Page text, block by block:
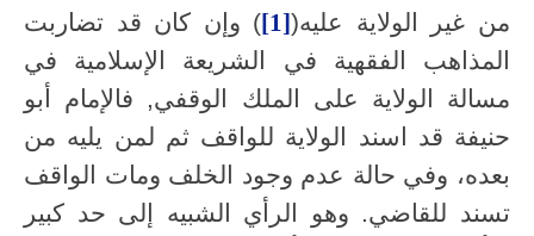
من غير الولاية عليه([1]) وإن كان قد تضاربت
المذاهب الفقهية في الشريعة الإسلامية في
مسالة الولاية على الملك الوقفي, فالإمام أبو
حنيفة قد اسند الولاية للواقف ثم لمن يليه من
بعده، وفي حالة عدم وجود الخلف ومات الواقف
تسند للقاضي. وهو الرأي الشبيه إلى حد كبير